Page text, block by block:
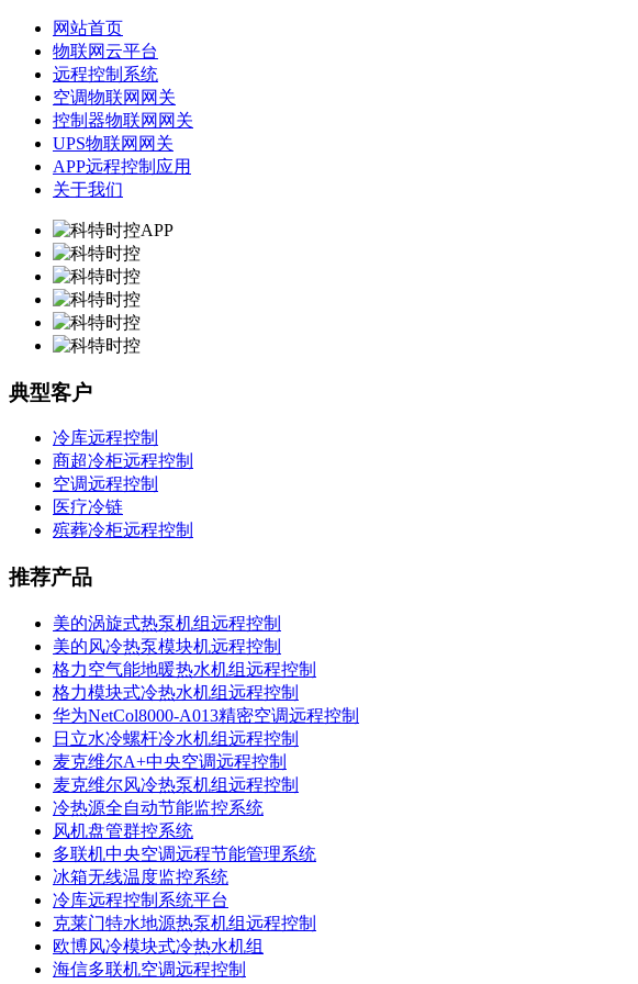
网站首页
物联网云平台
远程控制系统
空调物联网网关
控制器物联网网关
UPS物联网网关
APP远程控制应用
关于我们
典型客户
冷库远程控制
商超冷柜远程控制
空调远程控制
医疗冷链
殡葬冷柜远程控制
推荐产品
美的涡旋式热泵机组远程控制
美的风冷热泵模块机远程控制
格力空气能地暖热水机组远程控制
格力模块式冷热水机组远程控制
华为NetCol8000-A013精密空调远程控制
日立水冷螺杆冷水机组远程控制
麦克维尔A+中央空调远程控制
麦克维尔风冷热泵机组远程控制
冷热源全自动节能监控系统
风机盘管群控系统
多联机中央空调远程节能管理系统
冰箱无线温度监控系统
冷库远程控制系统平台
克莱门特水地源热泵机组远程控制
欧博风冷模块式冷热水机组
海信多联机空调远程控制